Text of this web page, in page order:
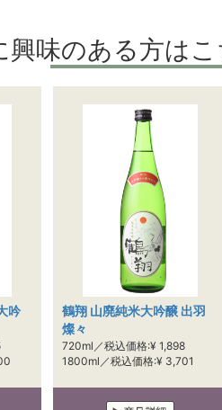
興味のある方は
吟
鶴翔 山廃純米大吟醸 出羽
燦々
720ml／税込価格:¥ 1,898
1800ml／税込価格:¥ 3,701